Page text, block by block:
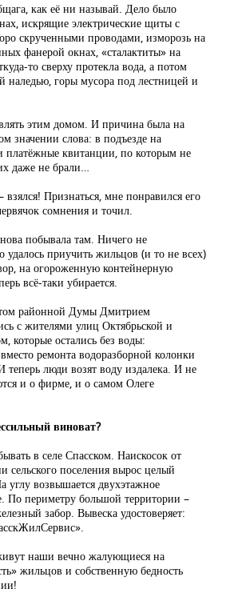
как её ни называй. Дело было
искрящие электрические щиты с
скрученными проводами, изморозь на
фанерой окнах, «сталактиты» на
то сверху протекла вода, а потом
наледью, горы мусора под лестницей и
этим домом. И причина была на
значении слова: в подъезде на
платёжные квитанции, по которым не
даже не брали…
Признаться, мне понравился его
сомнения и точил.
побывала там. Ничего не
удалось приучить жильцов (и то не всех)
на огороженную контейнерную
всё-таки убирается.
районной Думы Дмитрием
с жителями улиц Октябрьской и
которые остались без воды:
ремонта водоразборной колонки
теперь люди возят воду издалека. И не
и о фирме, и о самом Олеге
виноват?
в селе Спасском. Наискосок от
сельского поселения вырос целый
углу возвышается двухэтажное
По периметру большой территории –
забор. Вывеска удостоверяет:
наши вечно жалующиеся на
жильцов и собственную бедность